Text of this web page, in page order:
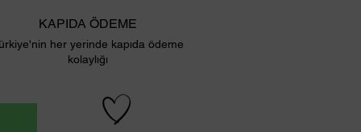
KAPIDA ÖDEME
her yerinde kapıda ödeme
kolaylığı